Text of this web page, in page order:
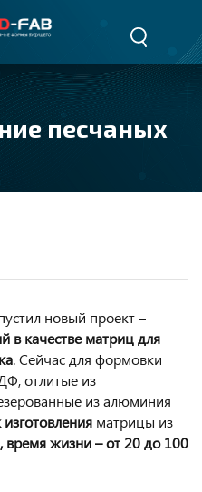
песчаных
новый проект –
в качестве матриц для
. Сейчас для формовки
отлитые из
из алюминия
матрицы из
время жизни – от 20 до 100